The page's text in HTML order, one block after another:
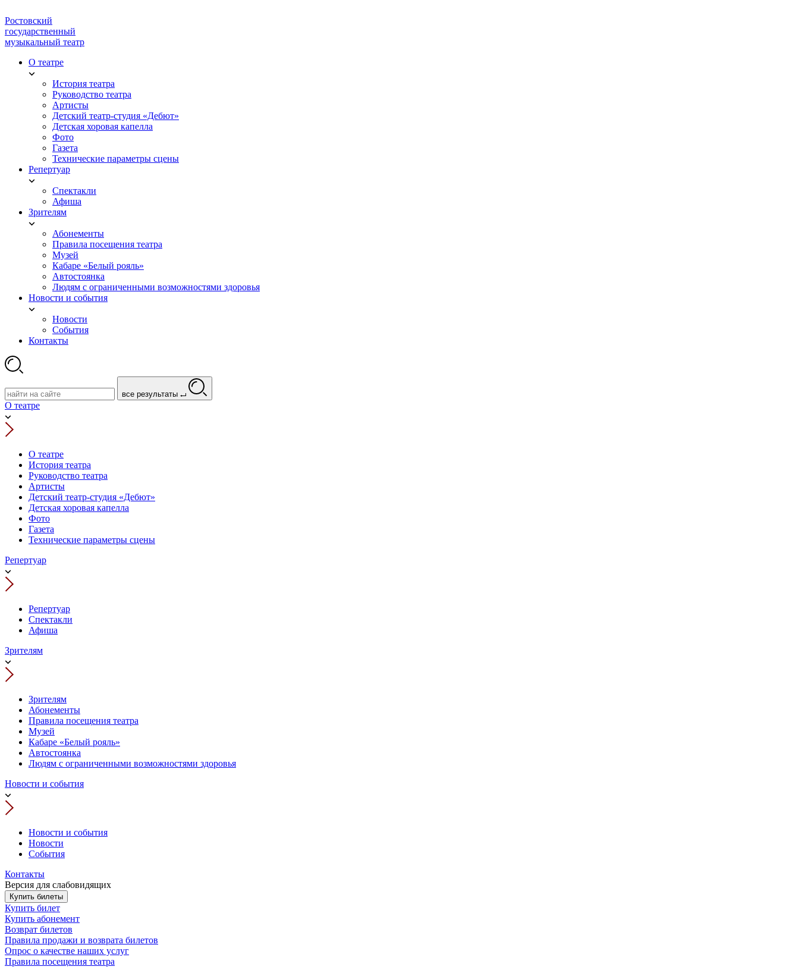
Ростовский
государственный
музыкальный театр
О театре
История театра
Руководство театра
Артисты
Детский театр-студия «Дебют»
Детская хоровая капелла
Фото
Газета
Технические параметры сцены
Репертуар
Спектакли
Афиша
Зрителям
Абонементы
Правила посещения театра
Музей
Кабаре «Белый рояль»
Автостоянка
Людям с ограниченными возможностями здоровья
Новости и события
Новости
События
Контакты
все результаты
О театре
О театре
История театра
Руководство театра
Артисты
Детский театр-студия «Дебют»
Детская хоровая капелла
Фото
Газета
Технические параметры сцены
Репертуар
Репертуар
Спектакли
Афиша
Зрителям
Зрителям
Абонементы
Правила посещения театра
Музей
Кабаре «Белый рояль»
Автостоянка
Людям с ограниченными возможностями здоровья
Новости и события
Новости и события
Новости
События
Контакты
Версия для слабовидящих
Купить билеты
Купить билет
Купить абонемент
Возврат билетов
Правила продажи и возврата билетов
Опрос о качестве наших услуг
Правила посещения театра